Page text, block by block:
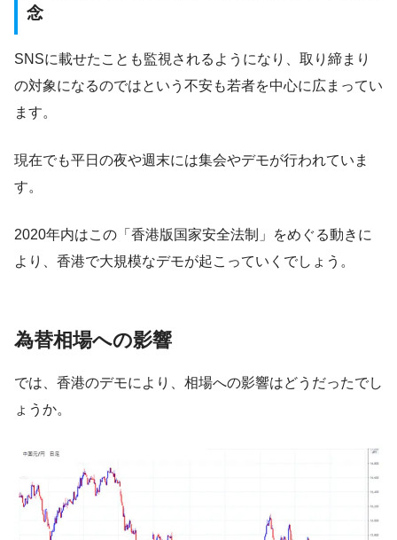
念
SNSに載せたことも監視されるようになり、取り締まり
の対象になるのではという不安も若者を中心に広まってい
ます。
現在でも平日の夜や週末には集会やデモが行われていま
す。
2020年内はこの「香港版国家安全法制」をめぐる動きに
より、香港で大規模なデモが起こっていくでしょう。
為替相場への影響
では、香港のデモにより、相場への影響はどうだったでし
ょうか。